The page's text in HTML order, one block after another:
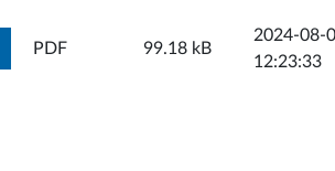
ZAŁĄCZNIK
PDF 99.18 kB
2024-08-
12:23:33